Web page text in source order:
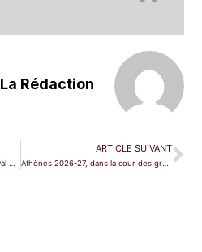
La Rédaction
Les 20 ans de l’Orchestre du Festival de Göttingen
ARTICLE SUIVANT
Athènes 2026-27, dans la cour des grands